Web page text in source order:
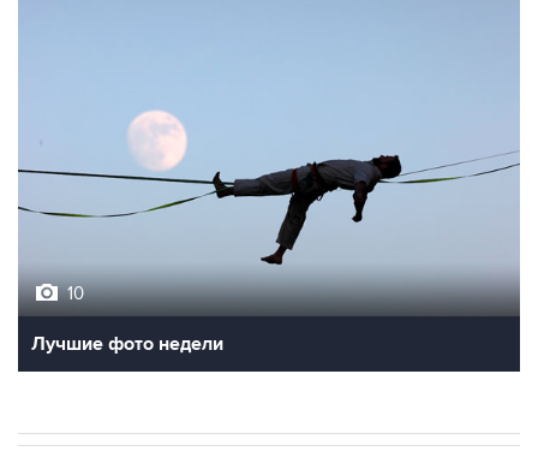
10
Лучшие фото недели